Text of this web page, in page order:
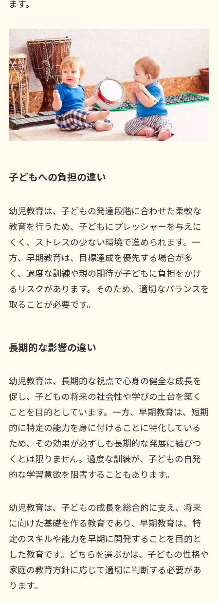
ます。
子どもへの負担の違い
幼児教育は、子どもの発達段階に合わせた柔軟な
教育を行うため、子どもにプレッシャーを与えに
くく、ストレスの少ない環境で進められます。一
方、早期教育は、目標達成を優先する場合が多
く、過度な訓練や親の期待が子どもに負担をかけ
るリスクがあります。そのため、適切なバランスを
取ることが必要です。
長期的な影響の違い
幼児教育は、長期的な視点で心身の健全な成長を
促し、子どもの将来の社会性や学びの土台を築く
ことを目的としています。一方、早期教育は、短期
的に特定の能力を身に付けることに特化している
ため、その効果が必ずしも長期的な発展に結びつ
くとは限りません。過度な訓練が、子どもの自発
的な学習意欲を阻害することもあります。
幼児教育は、子どもの成長を総合的に支え、将来
に向けた基礎を作る教育であり、早期教育は、特
定のスキルや能力を早期に開発することを目的と
した教育です。どちらを選ぶかは、子どもの性格や
家庭の教育方針に応じて適切に判断する必要があ
ります。